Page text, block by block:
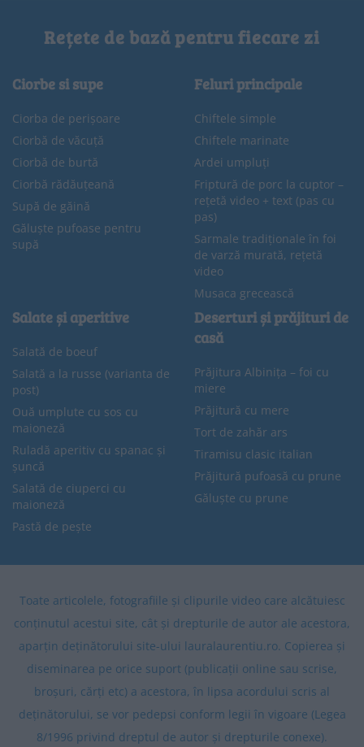
Rețete de bază pentru fiecare zi
Ciorbe si supe
Ciorba de perișoare
Ciorbă de văcuță
Ciorbă de burtă
Ciorbă rădăuțeană
Supă de găină
Găluște pufoase pentru
supă
Feluri principale
Chiftele simple
Chiftele marinate
Ardei umpluți
Friptură de porc la cuptor –
rețetă video + text (pas cu
pas)
Sarmale tradiționale în foi
de varză murată, rețetă
video
Musaca grecească
Salate și aperitive
Salată de boeuf
Salată a la russe (varianta de
post)
Ouă umplute cu sos cu
maioneză
Ruladă aperitiv cu spanac și
șuncă
Salată de ciuperci cu
maioneză
Pastă de pește
Deserturi și prăjituri de
casă
Prăjitura Albinița – foi cu
miere
Prăjitură cu mere
Tort de zahăr ars
Tiramisu clasic italian
Prăjitură pufoasă cu prune
Găluște cu prune
Toate articolele, fotografiile și clipurile video care alcătuiesc
conținutul acestui site, cât și drepturile de autor ale acestora,
aparțin deținătorului site-ului lauralaurentiu.ro. Copierea și
diseminarea pe orice suport (publicații online sau scrise,
broșuri, cărți etc) a acestora, în lipsa acordului scris al
deținătorului, se vor pedepsi conform legii în vigoare (Legea
8/1996 privind dreptul de autor și drepturile conexe).